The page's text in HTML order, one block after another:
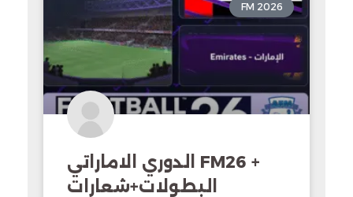
FM 2026
الدوري الاماراتي FM26 +
البطولات+شعارات